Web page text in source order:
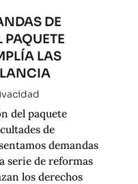
DE
LAS
del paquete
de
demandas
serie de reformas
los derechos